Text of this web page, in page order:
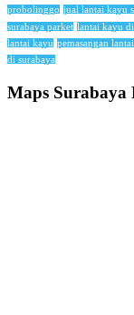
probolinggo jual lantai kayu
surabaya parket lantai kayu
lantai kayu pemasangan
di surabaya
Maps Surabaya